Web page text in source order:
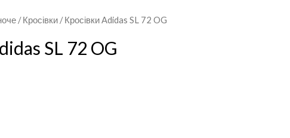
/Кросівки / Кросівки Adidas SL 72 OG
SL 72 OG